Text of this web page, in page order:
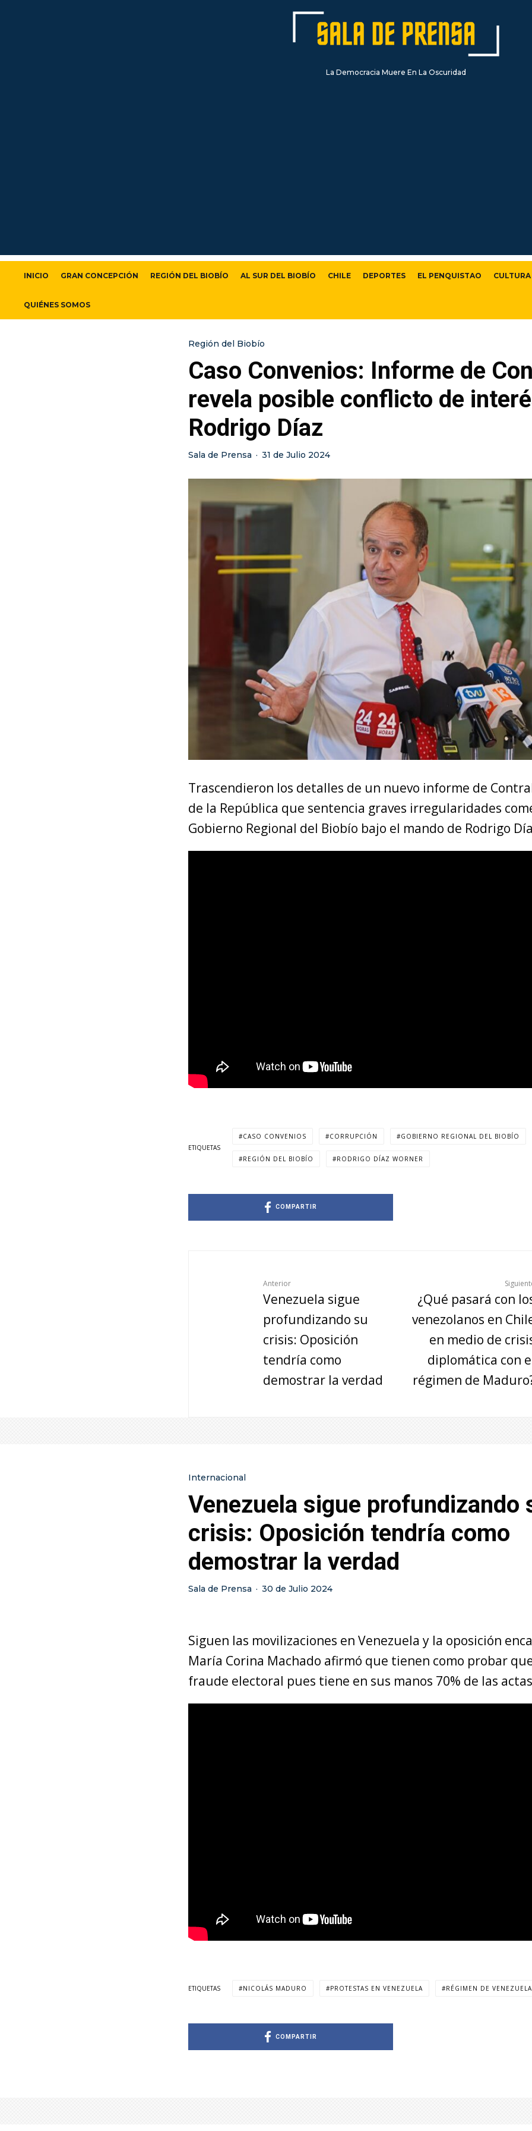
La Democracia Muere En La Oscuridad
INICIO GRAN CONCEPCIÓN REGIÓN DEL BIOBÍO AL SUR DEL BIOBÍO CHILE DEPORTES EL PENQUISTAO CULTURA
QUIÉNES SOMOS
Región del Biobío
Caso Convenios: Informe de
revela posible conflicto de
Rodrigo Díaz
Sala de Prensa · 31 de Julio 2024
Trascendieron los detalles de un nuevo informe de
de la República que sentencia graves irregularidades
Gobierno Regional del Biobío bajo el mando de Rodrigo
ETIQUETAS
CASO CONVENIOS CORRUPCIÓN GOBIERNO REGIONAL DEL BIOBÍO
REGIÓN DEL BIOBÍO RODRIGO DÍAZ WORNER
COMPARTIR
Anterior
Venezuela sigue
profundizando su
crisis: Oposición
tendría como
demostrar la verdad
¿Qué pasará con
venezolanos en
en medio de
diplomática con
régimen de
Internacional
Venezuela sigue profundizando
crisis: Oposición tendría como
demostrar la verdad
Sala de Prensa · 30 de Julio 2024
Siguen las movilizaciones en Venezuela y la oposición
María Corina Machado afirmó que tienen como probar
fraude electoral pues tiene en sus manos 70% de las
ETIQUETAS NICOLÁS MADURO PROTESTAS EN VENEZUELA RÉGIMEN DE VENEZUELA
COMPARTIR